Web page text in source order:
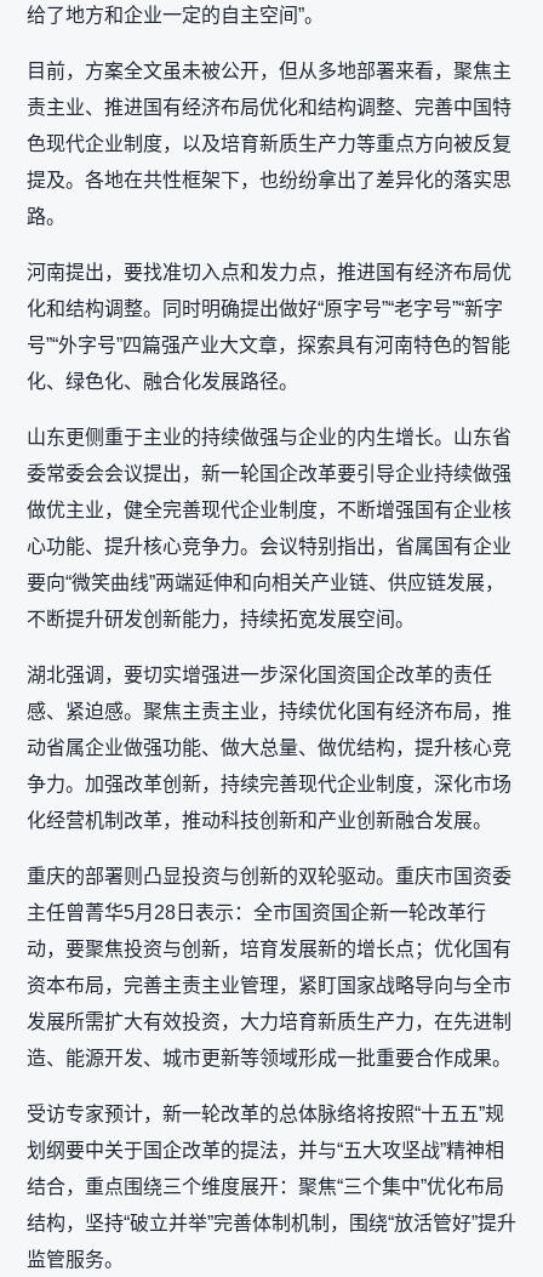
给了地方和企业一定的自主空间”。
目前，方案全文虽未被公开，但从多地部署来看，聚焦主
责主业、推进国有经济布局优化和结构调整、完善中国特
色现代企业制度，以及培育新质生产力等重点方向被反复
提及。各地在共性框架下，也纷纷拿出了差异化的落实思
路。
河南提出，要找准切入点和发力点，推进国有经济布局优
化和结构调整。同时明确提出做好“原字号”“老字号”“新字
号”“外字号”四篇强产业大文章，探索具有河南特色的智能
化、绿色化、融合化发展路径。
山东更侧重于主业的持续做强与企业的内生增长。山东省
委常委会会议提出，新一轮国企改革要引导企业持续做强
做优主业，健全完善现代企业制度，不断增强国有企业核
心功能、提升核心竞争力。会议特别指出，省属国有企业
要向“微笑曲线”两端延伸和向相关产业链、供应链发展，
不断提升研发创新能力，持续拓宽发展空间。
湖北强调，要切实增强进一步深化国资国企改革的责任
感、紧迫感。聚焦主责主业，持续优化国有经济布局，推
动省属企业做强功能、做大总量、做优结构，提升核心竞
争力。加强改革创新，持续完善现代企业制度，深化市场
化经营机制改革，推动科技创新和产业创新融合发展。
重庆的部署则凸显投资与创新的双轮驱动。重庆市国资委
主任曾菁华5月28日表示：全市国资国企新一轮改革行
动，要聚焦投资与创新，培育发展新的增长点；优化国有
资本布局，完善主责主业管理，紧盯国家战略导向与全市
发展所需扩大有效投资，大力培育新质生产力，在先进制
造、能源开发、城市更新等领域形成一批重要合作成果。
受访专家预计，新一轮改革的总体脉络将按照“十五五”规
划纲要中关于国企改革的提法，并与“五大攻坚战”精神相
结合，重点围绕三个维度展开：聚焦“三个集中”优化布局
结构，坚持“破立并举”完善体制机制，围绕“放活管好”提升
监管服务。